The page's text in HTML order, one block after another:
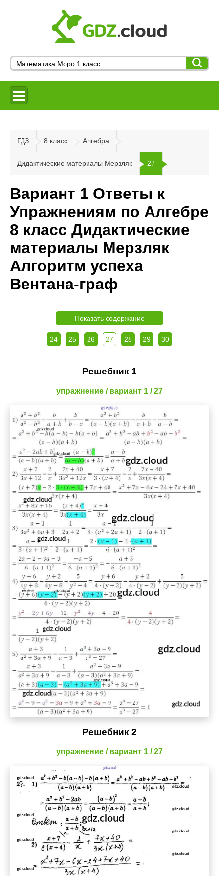
ГДЗ 8 класс Алгебра
Дидактические материалы Мерзляк 27
Вариант 1 Ответы к
Упражнениям по Алгебре
8 класс Дидактические
материалы Мерзляк
Алгоритм успеха
Вентана-граф
Показать содержание
24 25 26 27 28 29 30
Решебник 1
упражнение / вариант 1 / 27
Решебник 2
упражнение / вариант 1 / 27